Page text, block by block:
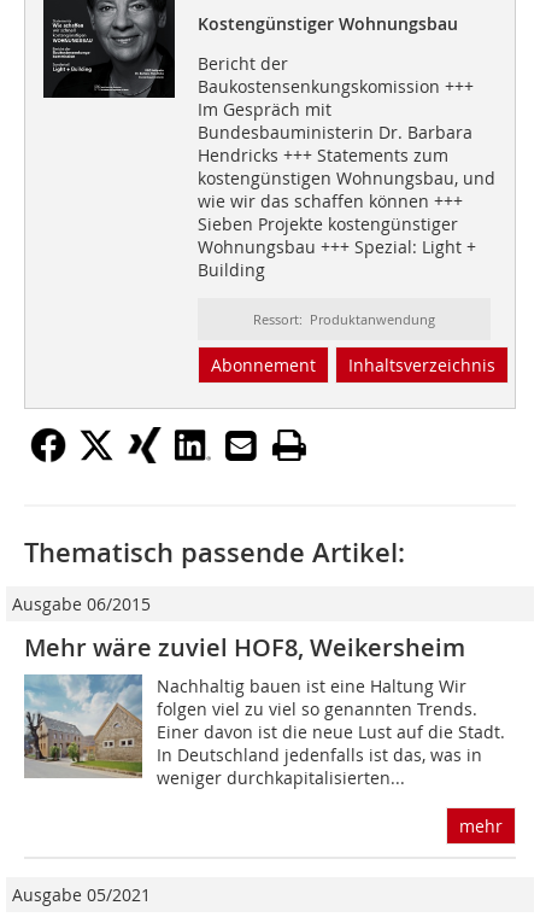
Kostengünstiger Wohnungsbau
Bericht der
Baukostensenkungskomission +++
Im Gespräch mit
Bundesbauministerin Dr. Barbara
Hendricks +++ Statements zum
kostengünstigen Wohnungsbau, und
wie wir das schaffen können +++
Sieben Projekte kostengünstiger
Wohnungsbau +++ Spezial: Light +
Building
Ressort: Produktanwendung
Abonnement Inhaltsverzeichnis
Thematisch passende Artikel:
Ausgabe 06/2015
Mehr wäre zuviel HOF8, Weikersheim
Nachhaltig bauen ist eine Haltung Wir
folgen viel zu viel so genannten Trends.
Einer davon ist die neue Lust auf die Stadt.
In Deutschland jedenfalls ist das, was in
weniger durchkapitalisierten...
mehr
Ausgabe 05/2021